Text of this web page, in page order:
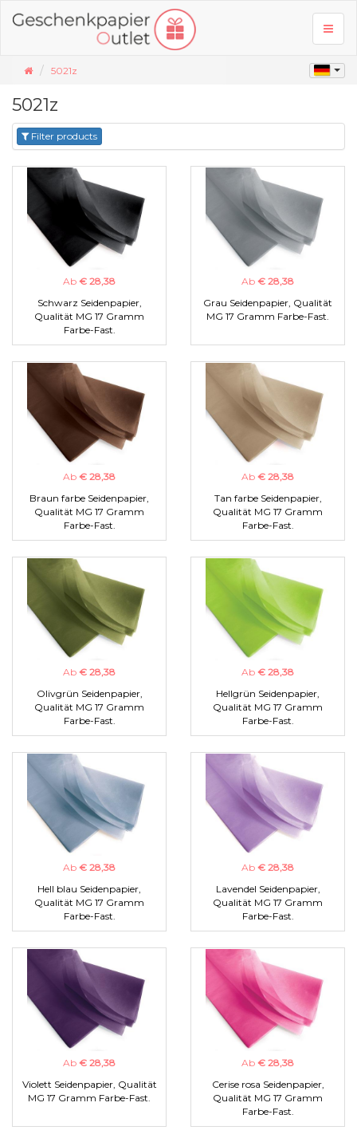
5021z
5021z
Filter products
Ab € 28,38
Schwarz Seidenpapier,
Qualität MG 17 Gramm
Farbe-Fast.
Ab € 28,38
Grau Seidenpapier, Qualität
MG 17 Gramm Farbe-Fast.
Ab € 28,38
Braun farbe Seidenpapier,
Qualität MG 17 Gramm
Farbe-Fast.
Ab € 28,38
Tan farbe Seidenpapier,
Qualität MG 17 Gramm
Farbe-Fast.
Ab € 28,38
Olivgrün Seidenpapier,
Qualität MG 17 Gramm
Farbe-Fast.
Ab € 28,38
Hellgrün Seidenpapier,
Qualität MG 17 Gramm
Farbe-Fast.
Ab € 28,38
Hell blau Seidenpapier,
Qualität MG 17 Gramm
Farbe-Fast.
Ab € 28,38
Lavendel Seidenpapier,
Qualität MG 17 Gramm
Farbe-Fast.
Ab € 28,38
Violett Seidenpapier, Qualität
MG 17 Gramm Farbe-Fast.
Ab € 28,38
Cerise rosa Seidenpapier,
Qualität MG 17 Gramm
Farbe-Fast.